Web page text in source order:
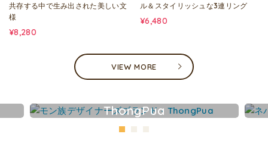
共存する中で生み出された美しい文
様
¥8,280
ル＆スタイリッシュな3連リング
¥6,480
VIEW MORE
ThongPua